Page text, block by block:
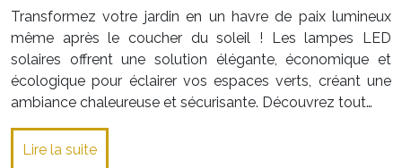
Transformez votre jardin en un havre de paix lumineux
même après le coucher du soleil ! Les lampes LED
solaires offrent une solution élégante, économique et
écologique pour éclairer vos espaces verts, créant une
ambiance chaleureuse et sécurisante. Découvrez tout…
Lire la suite